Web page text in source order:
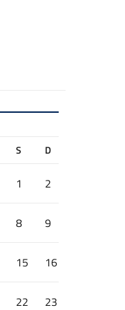
S D
1 2
8 9
15 16
22 23